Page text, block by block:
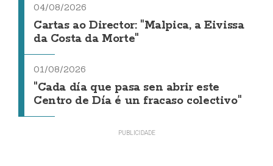
04/08/2026
Cartas ao Director: "Malpica, a Eivissa
da Costa da Morte"
01/08/2026
"Cada día que pasa sen abrir este
Centro de Día é un fracaso colectivo"